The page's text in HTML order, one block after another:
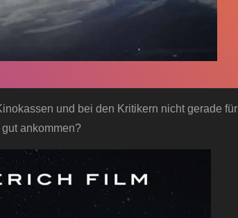
und bei den Kritikern nicht gerade für
ankommen?